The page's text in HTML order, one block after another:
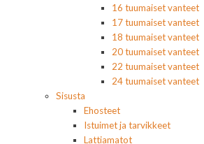
16 tuumaiset vanteet
17 tuumaiset vanteet
18 tuumaiset vanteet
20 tuumaiset vanteet
22 tuumaiset vanteet
24 tuumaiset vanteet
Sisusta
Ehosteet
Istuimet ja tarvikkeet
Lattiamatot